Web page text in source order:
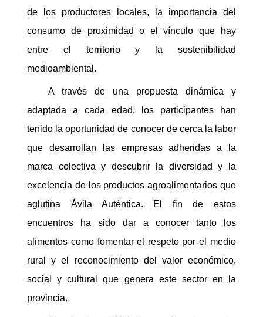
de los productores locales, la importancia del
consumo de proximidad o el vínculo que hay
entre el territorio y la sostenibilidad
medioambiental.
A través de una propuesta dinámica y
adaptada a cada edad, los participantes han
tenido la oportunidad de conocer de cerca la labor
que desarrollan las empresas adheridas a la
marca colectiva y descubrir la diversidad y la
excelencia de los productos agroalimentarios que
aglutina Ávila Auténtica. El fin de estos
encuentros ha sido dar a conocer tanto los
alimentos como fomentar el respeto por el medio
rural y el reconocimiento del valor económico,
social y cultural que genera este sector en la
provincia.